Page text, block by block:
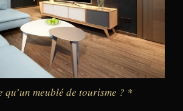
qu’un meublé de tourisme ? *